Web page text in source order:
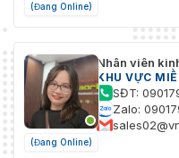
(Đang Online)
(Đang Online)
Nhân viên
KHU VỰC
SĐT:
Zalo: